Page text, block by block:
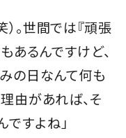
。世間では『頑張
あるんですけど、
の日なんて何も
由があれば、そ
すよね」